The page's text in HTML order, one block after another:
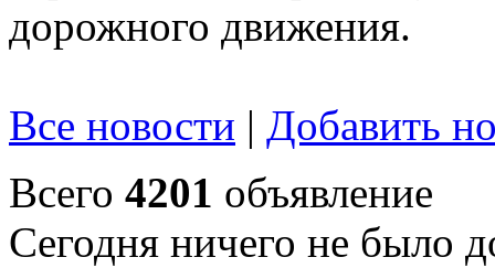
дорожного движения.
Все новости | Добавить
Всего 4201 объявление
Сегодня ничего не было